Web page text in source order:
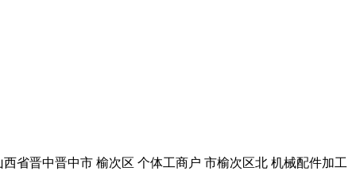
省晋中晋中市 榆次区 个体工商户 市榆次区北 机械配件加工